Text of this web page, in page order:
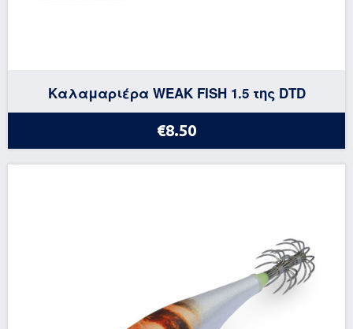
Καλαμαριέρα WEAK FISH 1.5 της DTD
€8.50